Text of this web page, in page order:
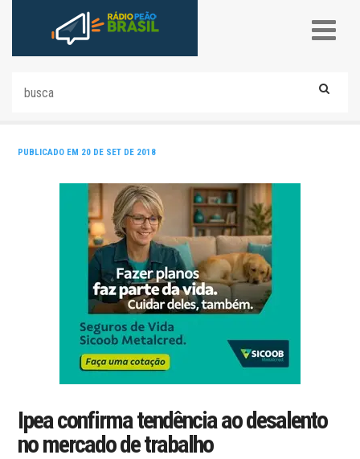
PUBLICADO EM 20 DE SET DE 2018
Ipea confirma tendência ao desalento
no mercado de trabalho